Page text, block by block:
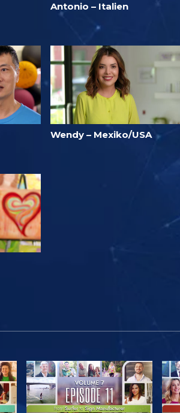
Antonio – Italien
Wendy – Mexiko/USA